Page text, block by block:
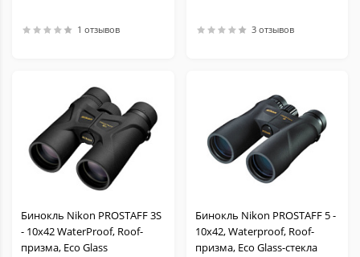
1 отзывов 3 отзывов
Бинокль Nikon PROSTAFF 3S
- 10х42 WaterProof, Roof-
призма, Eco Glass
Бинокль Nikon PROSTAFF 5 -
10x42, Waterproof, Roof-
призма, Eco Glass-стекла